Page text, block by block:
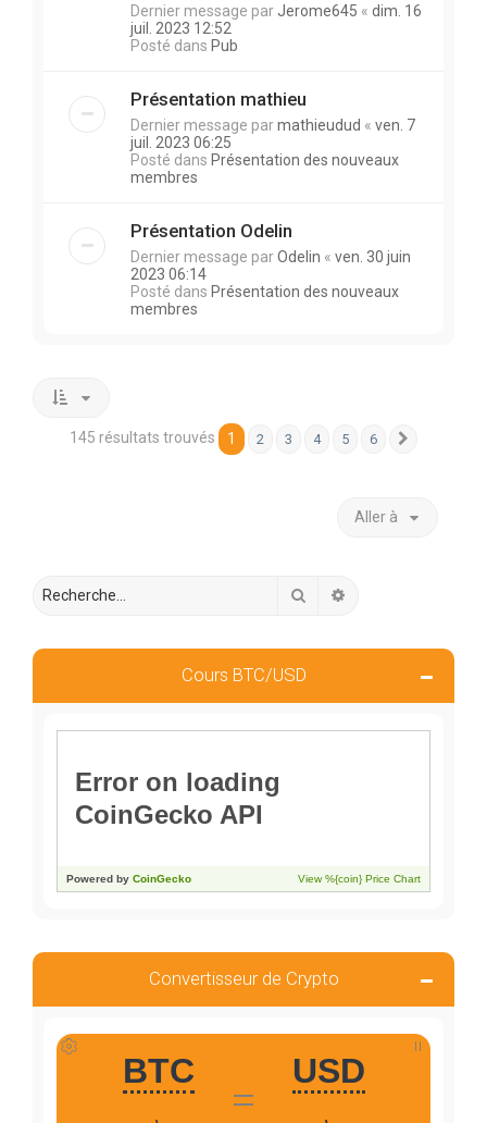
Dernier message par Jerome645 « dim. 16
juil. 2023 12:52
Posté dans Pub
Présentation mathieu
Dernier message parmathieudud « ven. 7
juil. 2023 06:25
Posté dans Présentation des nouveaux
membres
Présentation Odelin
Dernier message parOdelin « ven. 30 juin
2023 06:14
Posté dans Présentation des nouveaux
membres
145 résultats trouvés 1 2 3 4 5 6
Aller à
Rechercher
Cours BTC/USD
Convertisseur de Crypto